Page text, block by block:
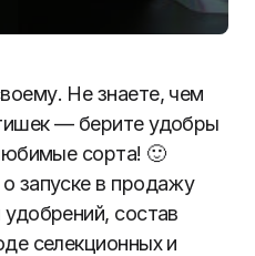
Не знаете, чем
— берите удобры
сорта! 🙂
запуске в продажу
состав
селекционных и